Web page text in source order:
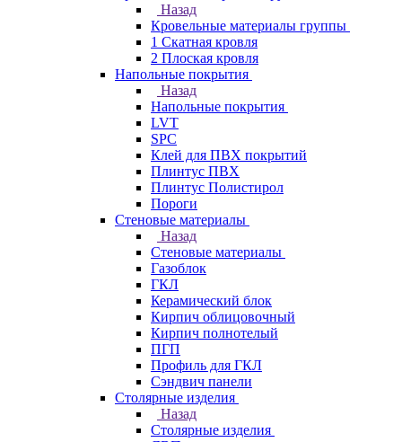
Назад
Кровельные материалы группы
1 Скатная кровля
2 Плоская кровля
Напольные покрытия
Назад
Напольные покрытия
LVT
SPC
Клей для ПВХ покрытий
Плинтус ПВХ
Плинтус Полистирол
Пороги
Стеновые материалы
Назад
Стеновые материалы
Газоблок
ГКЛ
Керамический блок
Кирпич облицовочный
Кирпич полнотелый
ПГП
Профиль для ГКЛ
Сэндвич панели
Столярные изделия
Назад
Столярные изделия